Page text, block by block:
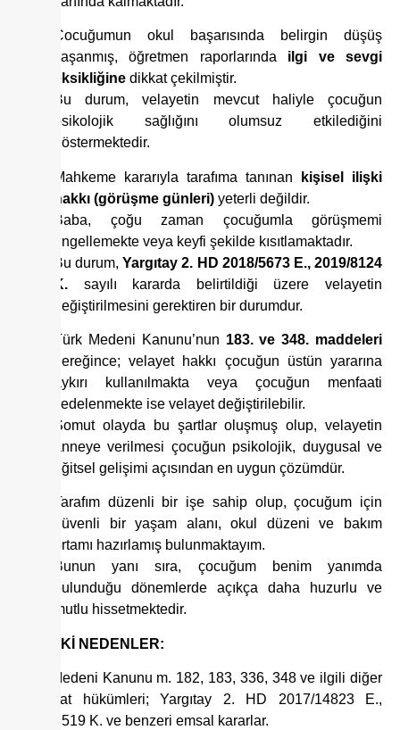
Çocuğumun okul başarısında belirgin düşüş
yaşanmış, öğretmen raporlarında ilgi ve sevgi
eksikliğine dikkat çekilmiştir.
Bu durum, velayetin mevcut haliyle çocuğun
psikolojik sağlığını olumsuz etkilediğini
göstermektedir.
Mahkeme kararıyla tarafıma tanınan
kişisel ilişki
hakkı (görüşme günleri) yeterli değildir.
Baba, çoğu zaman çocuğumla görüşmemi
engellemekte veya keyfi şekilde kısıtlamaktadır.
Bu durum,Yargıtay 2. HD 2018/5673 E., 2019/8124
K. sayılı kararda belirtildiği üzere velayetin
değiştirilmesini gerektiren bir durumdur.
Türk Medeni Kanunu’nun 183. ve 348. maddeleri
gereğince; velayet hakkı çocuğun üstün yararına
aykırı kullanılmakta veya çocuğun menfaati
zedelenmekte ise velayet değiştirilebilir.
Somut olayda bu şartlar oluşmuş olup, velayetin
anneye verilmesi çocuğun psikolojik, duygusal ve
eğitsel gelişimi açısından en uygun çözümdür.
Tarafım düzenli bir işe sahip olup, çocuğum için
güvenli bir yaşam alanı, okul düzeni ve bakım
ortamı hazırlamış bulunmaktayım.
Bunun yanı sıra, çocuğum benim yanımda
bulunduğu dönemlerde açıkça daha huzurlu ve
mutlu hissetmektedir.
HUKUKİ NEDENLER:
Türk Medeni Kanunu m. 182, 183, 336, 348 ve ilgili diğer
mevzuat hükümleri; Yargıtay 2. HD 2017/14823 E.,
2018/6519 K. ve benzeri emsal kararlar.